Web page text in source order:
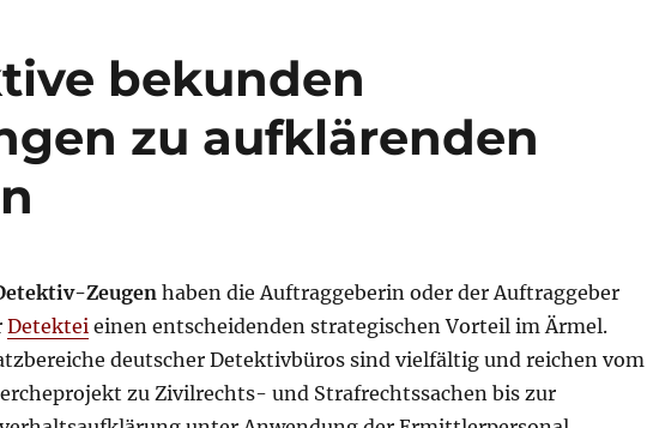
bekunden
zu aufklärenden
Zeugen haben die Auftraggeberin oder der Auftraggeber
Detektei einen entscheidenden strategischen Vorteil im Ärmel.
deutscher Detektivbüros sind vielfältig und reichen vom
zu Zivilrechts- und Strafrechtssachen bis zur